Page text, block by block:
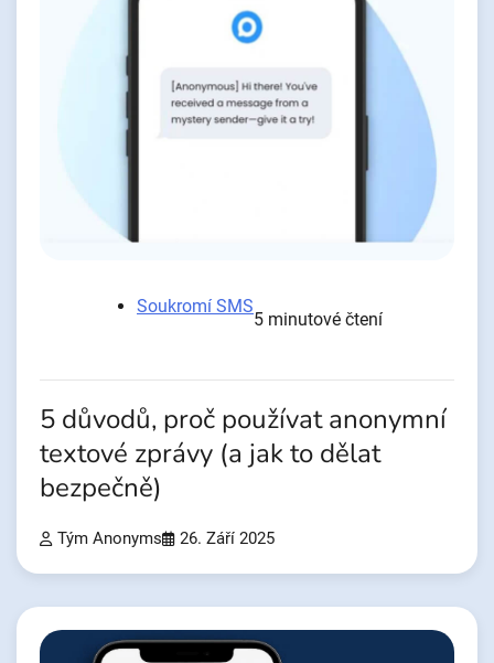
Soukromí SMS
5 minutové čtení
5 důvodů, proč používat anonymní
textové zprávy (a jak to dělat
bezpečně)
Tým Anonyms 26. Září 2025